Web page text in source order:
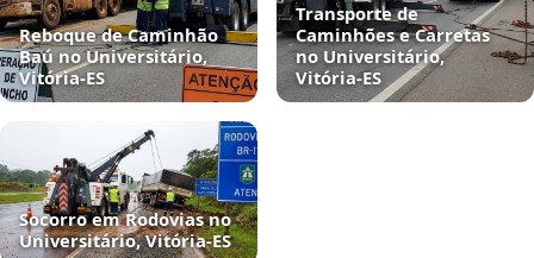
Reboque de Caminhão
Baú no Universitário,
Vitória‑ES
Transporte de
Caminhões e Carretas
no Universitário,
Vitória‑ES
Socorro em Rodovias no
Universitário, Vitória‑ES